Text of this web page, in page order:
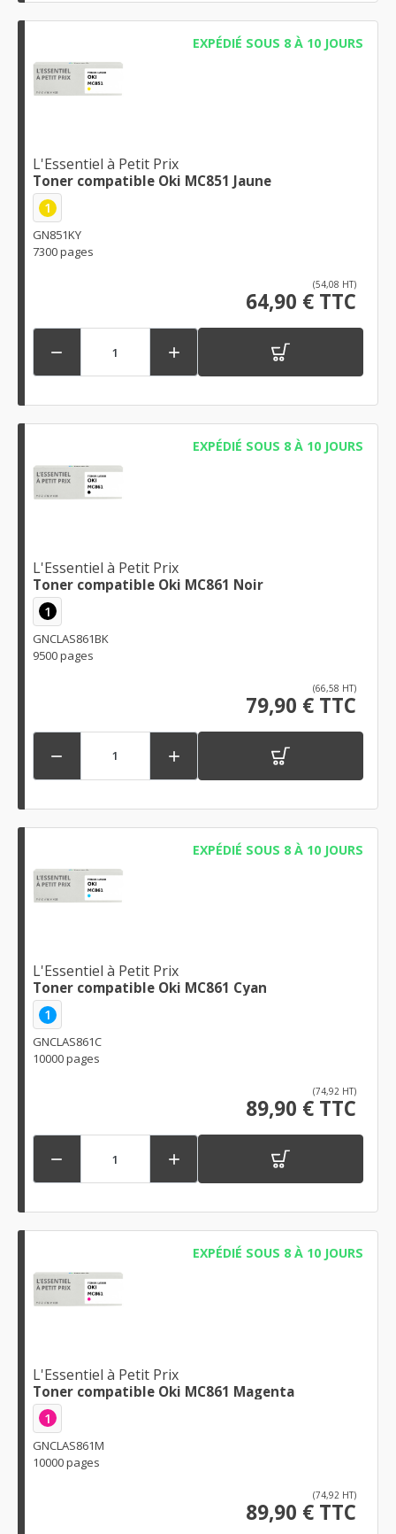
EXPÉDIÉ SOUS 8 À 10 JOURS
L'Essentiel à Petit Prix
Toner compatible Oki MC851 Jaune
1
GN851KY
7300 pages
(54,08 HT)
64,90 € TTC
 
EXPÉDIÉ SOUS 8 À 10 JOURS
L'Essentiel à Petit Prix
Toner compatible Oki MC861 Noir
1
GNCLAS861BK
9500 pages
(66,58 HT)
79,90 € TTC
 
EXPÉDIÉ SOUS 8 À 10 JOURS
L'Essentiel à Petit Prix
Toner compatible Oki MC861 Cyan
1
GNCLAS861C
10000 pages
(74,92 HT)
89,90 € TTC
 
EXPÉDIÉ SOUS 8 À 10 JOURS
L'Essentiel à Petit Prix
Toner compatible Oki MC861 Magenta
1
GNCLAS861M
10000 pages
(74,92 HT)
89,90 € TTC